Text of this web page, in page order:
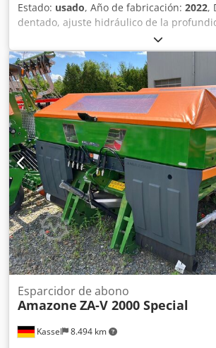
Estado: usado, Año de fabricación: 2022,
dentado, ajuste hidráulico de la
del grupo de discos / ajuste hidráulico
de trabajo de la unidad de nivelación,
para Ceus 50 / ajuste hidráulico de la
trabajo del campo de púas con lanza
CUCHILLA 80 mm / (14/K1) Dedpfstz Tplsx
Kassel 8.494 km
Esparcidor de abono
Amazone ZA-V 2000 Special